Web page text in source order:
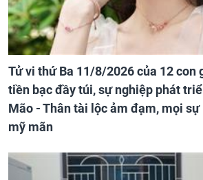
Tử vi thứ Ba 11/8/2026 của 12 con
tiền bạc đầy túi, sự nghiệp phát
Mão - Thân tài lộc ảm đạm, mọi
mỹ mãn